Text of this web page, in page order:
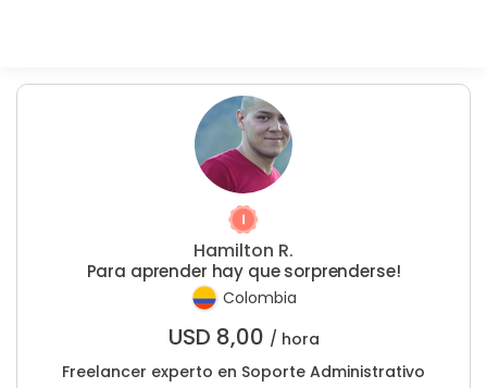
Hamilton R.
Para aprender hay que sorprenderse!
Colombia
USD 8,00 / hora
Freelancer experto en Soporte Administrativo